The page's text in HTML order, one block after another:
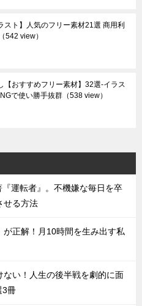
スト】人気のフリー素材21選 商用利
（542 view）
【おすすめフリー素材】32選-イラス
で使い勝手抜群 （538 view）
『運転者』。不機嫌な毎日を卒
せる方法
正解！月10時間を生み出す私
ない！人生の後半戦を劇的に面
3冊